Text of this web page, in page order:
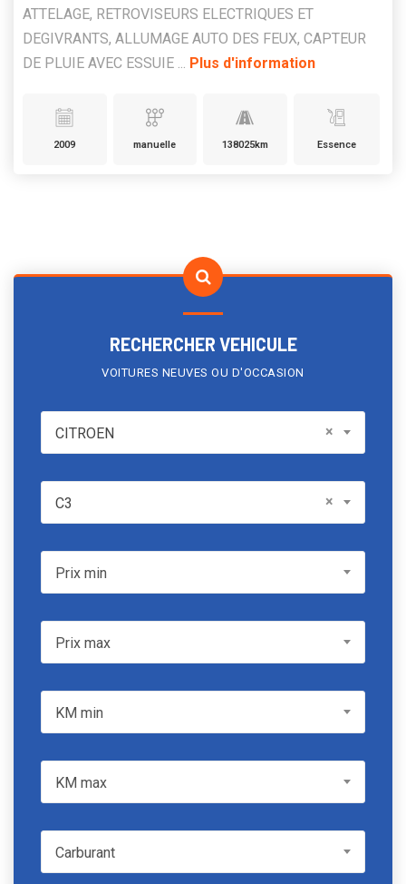
ATTELAGE, RETROVISEURS ELECTRIQUES ET
DEGIVRANTS, ALLUMAGE AUTO DES FEUX, CAPTEUR
DE PLUIE AVEC ESSUIE ... Plus d'information
2009 manuelle 138025km Essence
RECHERCHER VEHICULE
VOITURES NEUVES OU D'OCCASION
CITROEN ×
CITROEN
Model ×
C3
Prix minPrix min
Prix maxPrix max
KM min
KM max
CarburantCarburant